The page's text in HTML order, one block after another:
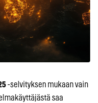
-selvityksen mukaan vain
saa